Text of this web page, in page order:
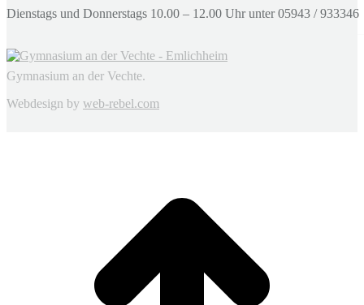
Dienstags und Donnerstags 10.00 – 12.00 Uhr unter 05943 / 933346
Gymnasium an der Vechte.
Webdesign by web-rebel.com